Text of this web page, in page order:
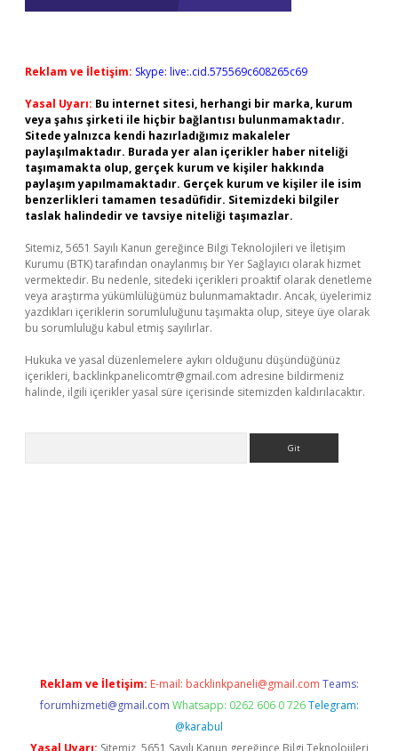
Reklam ve İletişim: Skype: live:.cid.575569c608265c69
Yasal Uyarı: Bu internet sitesi, herhangi bir marka, kurum
veya şahıs şirketi ile hiçbir bağlantısı bulunmamaktadır.
Sitede yalnızca kendi hazırladığımız makaleler
paylaşılmaktadır. Burada yer alan içerikler haber niteliği
taşımamakta olup, gerçek kurum ve kişiler hakkında
paylaşım yapılmamaktadır. Gerçek kurum ve kişiler ile isim
benzerlikleri tamamen tesadüfidir. Sitemizdeki bilgiler
taslak halindedir ve tavsiye niteliği taşımazlar.
Sitemiz, 5651 Sayılı Kanun gereğince Bilgi Teknolojileri ve İletişim
Kurumu (BTK) tarafından onaylanmış bir Yer Sağlayıcı olarak hizmet
vermektedir. Bu nedenle, sitedeki içerikleri proaktif olarak denetleme
veya araştırma yükümlülüğümüz bulunmamaktadır. Ancak, üyelerimiz
yazdıkları içeriklerin sorumluluğunu taşımakta olup, siteye üye olarak
bu sorumluluğu kabul etmiş sayılırlar.
Hukuka ve yasal düzenlemelere aykırı olduğunu düşündüğünüz
içerikleri, backlinkpanelicomtr@gmail.com adresine bildirmeniz
halinde, ilgili içerikler yasal süre içerisinde sitemizden kaldırılacaktır.
Reklam ve İletişim: E-mail: backlinkpaneli@gmail.com Teams:
forumhizmeti@gmail.com Whatsapp: 0262 606 0 726 Telegram:
@karabul
Yasal Uyarı: Sitemiz, 5651 Sayılı Kanun gereğince Bilgi Teknolojileri